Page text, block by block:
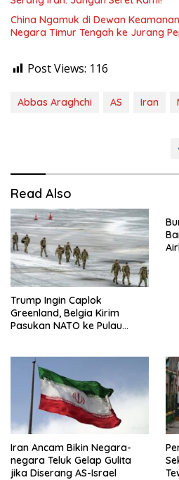
China Ngamuk di Dewan
Negara Timur Tengah ke Jurang
Post Views: 116
Abbas Araghchi AS Iran
Read Also
Trump Ingin Caplok
Greenland, Belgia Kirim
Pasukan NATO ke Pulau
Iran Ancam Bikin Negara-
negara Teluk Gelap Gulita
jika Diserang AS-Israel